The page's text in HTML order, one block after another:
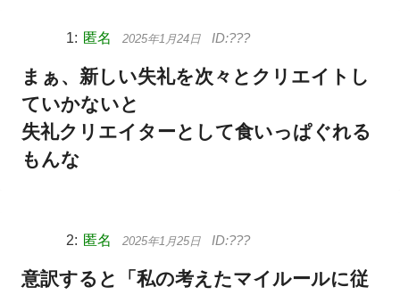
匿名 2025年1月24日
まぁ、新しい失礼を次々とクリエイトし
ていかないと
失礼クリエイターとして食いっぱぐれる
もんな
匿名 2025年1月25日
意訳すると「私の考えたマイルールに従